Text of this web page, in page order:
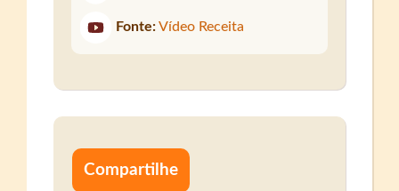
Fonte: Vídeo Receita
Compartilhe